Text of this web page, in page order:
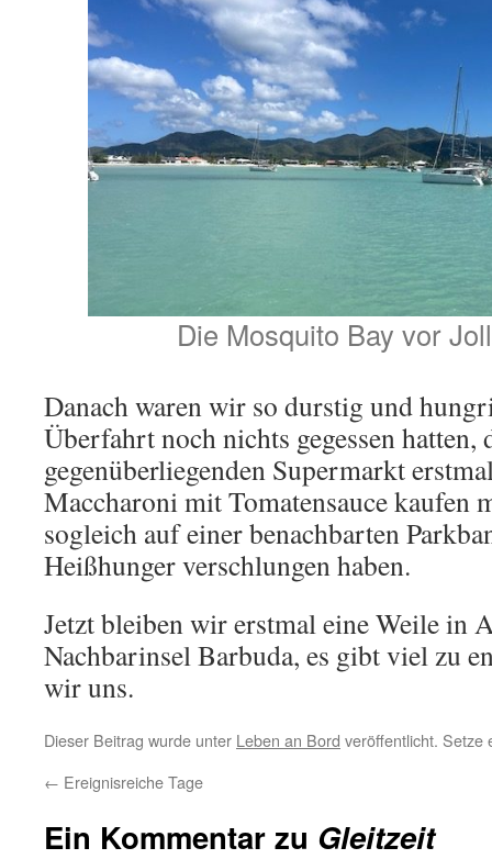
Die Mosquito Bay vor
Danach waren wir so durstig und
Überfahrt noch nichts gegessen hatten,
gegenüberliegenden Supermarkt
Maccharoni mit Tomatensauce kaufen
sogleich auf einer benachbarten
Heißhunger verschlungen haben.
Jetzt bleiben wir erstmal eine Weile in
Nachbarinsel Barbuda, es gibt viel zu
wir uns.
Dieser Beitrag wurde unter Leben an Bord veröffentlicht.
← Ereignisreiche Tage
Ein Kommentar zu Gleitzeit